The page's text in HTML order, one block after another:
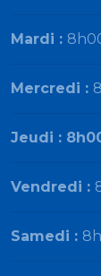
Mardi :
Mercredi :
Jeudi :
Vendredi :
Samedi :